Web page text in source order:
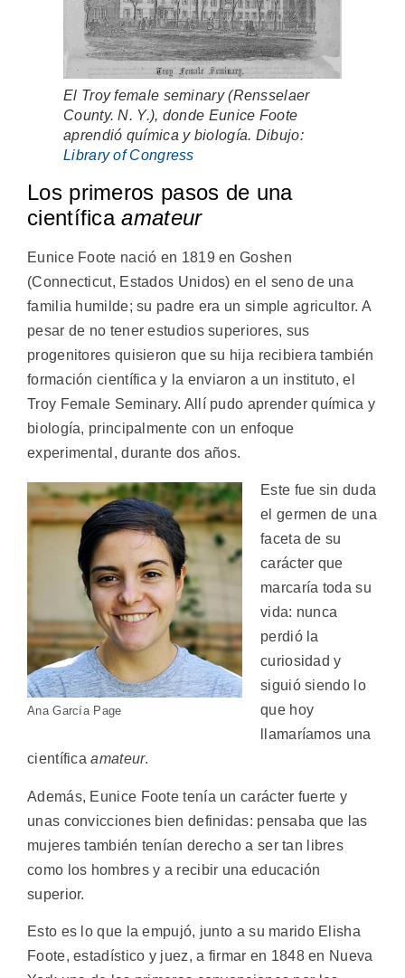
El Troy female seminary (Rensselaer
County. N. Y.), donde Eunice Foote
aprendió química y biología. Dibujo:
Library of Congress
Los primeros pasos de una
científicaamateur
Eunice Foote nació en 1819 en Goshen
(Connecticut, Estados Unidos) en el seno de una
familia humilde; su padre era un simple agricultor. A
pesar de no tener estudios superiores, sus
progenitores quisieron que su hija recibiera también
formación científica y la enviaron a un instituto, el
Troy Female Seminary. Allí pudo aprender química y
biología, principalmente con un enfoque
experimental, durante dos años.
Ana García Page
Este fue sin duda
el germen de una
faceta de su
carácter que
marcaría toda su
vida: nunca
perdió la
curiosidad y
siguió siendo lo
que hoy
llamaríamos una
científicaamateur.
Además, Eunice Foote tenía un carácter fuerte y
unas convicciones bien definidas: pensaba que las
mujeres también tenían derecho a ser tan libres
como los hombres y a recibir una educación
superior.
Esto es lo que la empujó, junto a su marido Elisha
Foote, estadístico y juez, a firmar en 1848 en Nueva